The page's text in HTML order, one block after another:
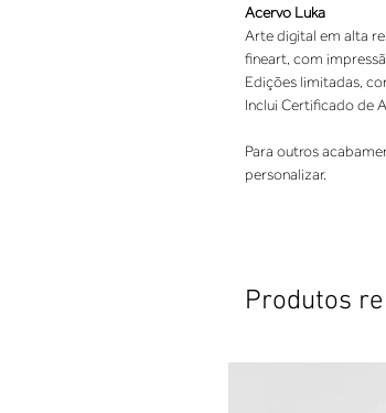
Acervo Luka
Arte digital em alta
fineart, com
Edições limitadas,
Inclui Certificado de
Para outros
personalizar.
Produtos